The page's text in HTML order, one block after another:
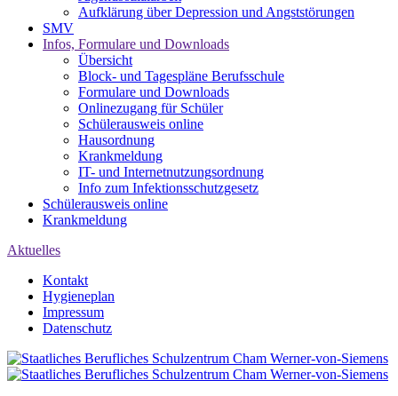
Aufklärung über Depression und Angststörungen
SMV
Infos, Formulare und Downloads
Übersicht
Block- und Tagespläne Berufsschule
Formulare und Downloads
Onlinezugang für Schüler
Schülerausweis online
Hausordnung
Krankmeldung
IT- und Internetnutzungsordnung
Info zum Infektionsschutzgesetz
Schülerausweis online
Krankmeldung
Aktuelles
Kontakt
Hygieneplan
Impressum
Datenschutz